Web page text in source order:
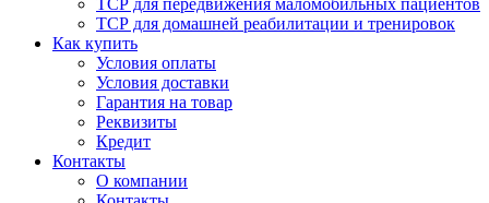
ТСР для передвижения маломобильных пациентов
ТСР для домашней реабилитации и тренировок
Как купить
Условия оплаты
Условия доставки
Гарантия на товар
Реквизиты
Кредит
Контакты
О компании